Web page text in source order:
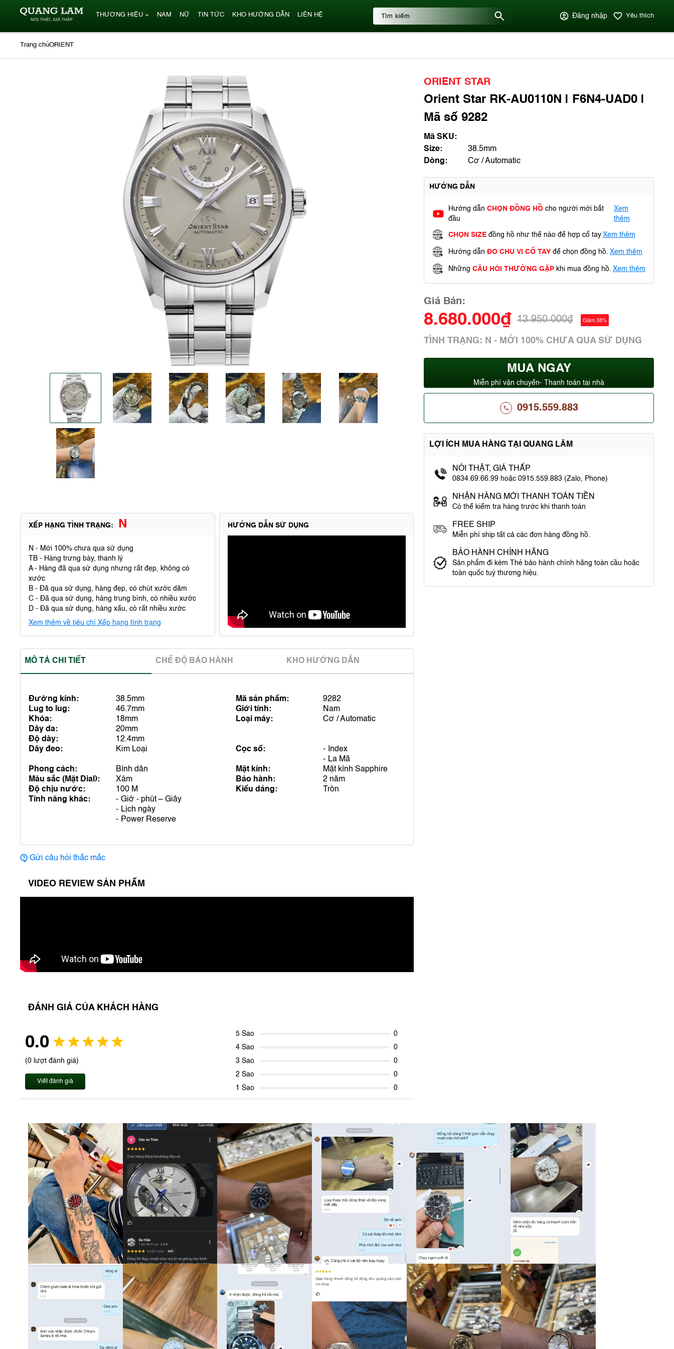
THƯƠNG HIỆU NAM NỮ TIN TỨC KHO HƯỚNG DẪN LIÊN HỆ Đăng nhập Yêu thích
Trang chủORIENT
XẾP HẠNG TÌNH TRẠNG: N
N - Mới 100% chưa qua sử dụng
TB - Hàng trưng bày, thanh lý
A - Hàng đã qua sử dụng nhưng rất đẹp, không có
xước
B - Đã qua sử dụng, hàng đẹp, có chút xước dăm
C - Đã qua sử dụng, hàng trung bình, có nhiều xước
D - Đã qua sử dụng, hàng xấu, có rất nhiều xước
Xem thêm về tiêu chí Xếp hạng tình trạng
HƯỚNG DẪN SỬ DỤNG
MÔ TẢ CHI TIẾT CHẾ ĐỘ BẢO HÀNH KHO HƯỚNG DẪN
Đường kính:
38.5mm
Lug to lug:
46.7mm
Khóa:
18mm
Dây da:
20mm
Độ dày:
12.4mm
Mã sản phẩm:
9282
Giới tính:
Nam
Loại máy:
Cơ / Automatic
Dây đeo: Kim Loại Cọc số:
Index
La Mã
Phong cách:
Bình dân Mặt kính:
Mặt kính Sapphire
Màu sắc (Mặt Dial):
Xám Bảo hành:
2 năm
Độ chịu nước:
100 M Kiểu dáng:
Tròn
Tính năng khác:
Giờ - phút – Giây
Lịch ngày
Power Reserve
Gửi câu hỏi thắc mắc
VIDEO REVIEW SẢN PHẨM
ORIENT STAR
Orient Star RK-AU0110N | F6N4-UAD0 |
Mã số 9282
Mã SKU:
Size:
38.5mm
Dòng:
Cơ / Automatic
HƯỚNG DẪN
Hướng dẫn CHỌN ĐỒNG HỒ cho người mới bắt
đầu
Xem
thêm
CHỌN SIZE đồng hồ như thế nào để hợp cổ tay Xem thêm
Hướng dẫn ĐO CHU VI CỔ TAY để chọn đồng hồ. Xem thêm
Những CÂU HỎI THƯỜNG GẶP khi mua đồng hồ. Xem thêm
Giá Bán:
8.680.000₫ 13.950.000₫ Giảm 38%
TÌNH TRẠNG: N - MỚI 100% CHƯA QUA SỬ DỤNG
MUA NGAY
Miễn phí vận chuyển- Thanh toán tại nhà
0915.559.883
LỢI ÍCH MUA HÀNG TẠI QUANG LÂM
NÓI THẬT, GIÁ THẤP
0834.69.66.99 hoặc 0915.559.883 (Zalo, Phone)
NHẬN HÀNG MỚI THANH TOÁN TIỀN
Có thể kiểm tra hàng trước khi thanh toán
FREE SHIP
Miễn phí ship tất cả các đơn hàng đồng hồ.
BẢO HÀNH CHÍNH HÃNG
Sản phẩm đi kèm Thẻ bảo hành chính hãng toàn cầu hoặc
toàn quốc tuỳ thương hiệu.
ĐÁNH GIÁ CỦA KHÁCH HÀNG
0.0
(0 lượt đánh giá)
Viết đánh giá
5 Sao
0
4 Sao
0
3 Sao
0
2 Sao
0
1 Sao
0